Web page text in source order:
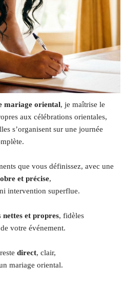
mariage oriental, je maîtrise le
aux célébrations orientales,
s’organisent sur une journée
que vous définissez, avec une
et précise,
intervention superflue.
nettes et propres, fidèles
votre événement.
direct, clair,
mariage oriental.